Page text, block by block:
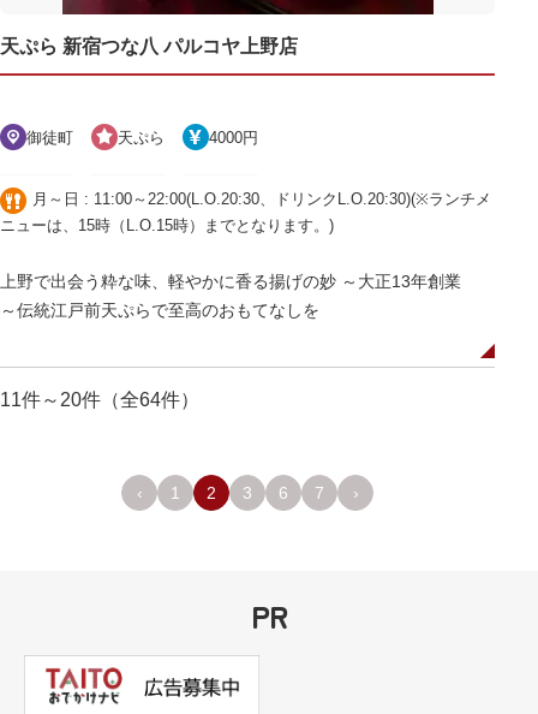
天ぷら 新宿つな八 パルコヤ上野店
御徒町 天ぷら 4000円
月～日 : 11:00～22:00(L.O.20:30、ドリンクL.O.20:30)(※ランチメ
ニューは、15時（L.O.15時）までとなります。)
上野で出会う粋な味、軽やかに香る揚げの妙 ～大正13年創業
～伝統江戸前天ぷらで至高のおもてなしを
11件～20件（全64件）
‹ 1 2 3 6 7 ›
PR